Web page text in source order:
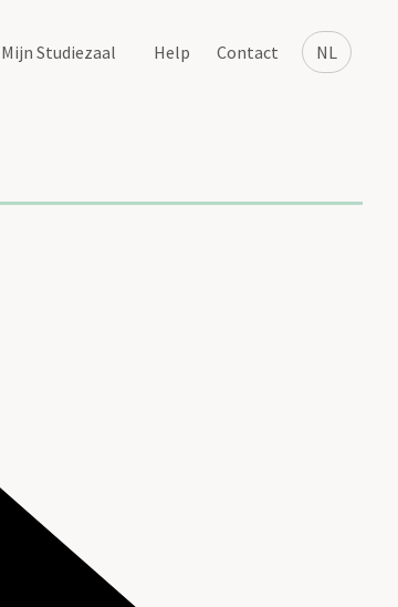
NL
Mijn Studiezaal Help Contact